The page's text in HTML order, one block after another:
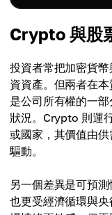
Crypto 與股
投資者常把加密貨
資資產。但兩者在
是公司所有權的一
狀況。Crypto 則運
或國家，其價值由
驅動。
另一個差異是可預
也更受經濟循環與